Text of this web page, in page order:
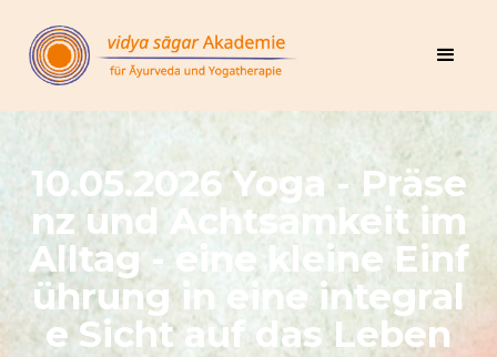
10.05.2026 Yoga - Präse
nz und Achtsamkeit im
Alltag - eine kleine Einf
ührung in eine integral
e Sicht auf das Leben